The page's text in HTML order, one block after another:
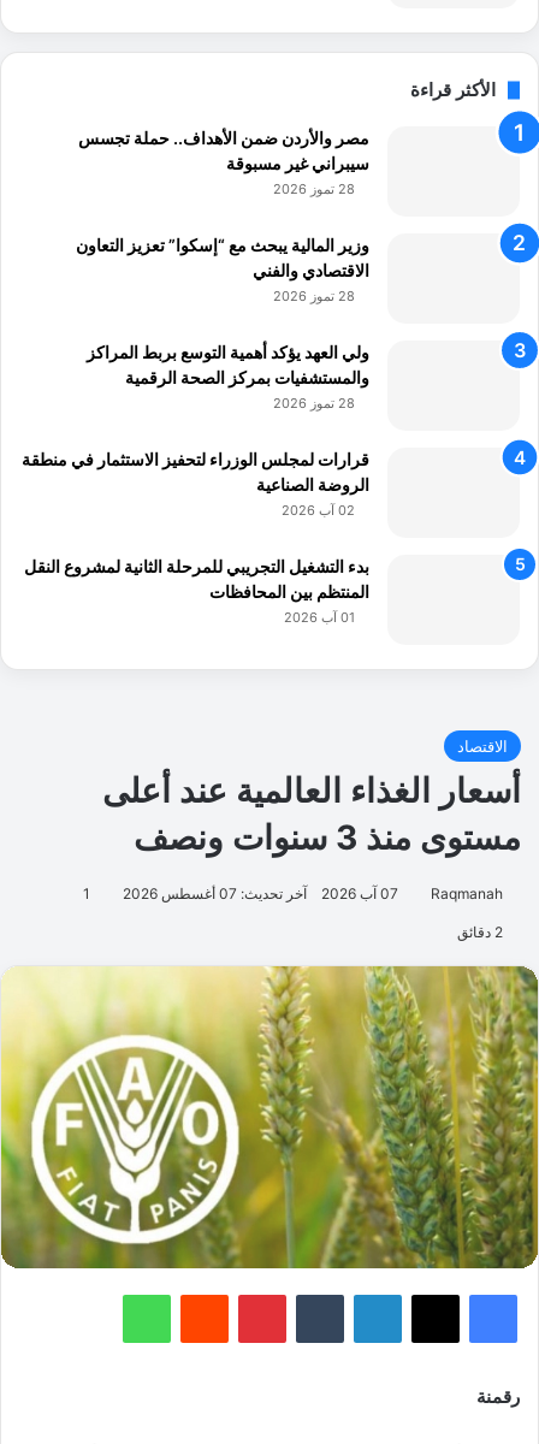
الأكثر قراءة
مصر والأردن ضمن الأهداف.. حملة تجسس
سيبراني غير مسبوقة
28 تموز 2026
وزير المالية يبحث مع “إسكوا” تعزيز التعاون
الاقتصادي والفني
28 تموز 2026
ولي العهد يؤكد أهمية التوسع بربط المراكز
والمستشفيات بمركز الصحة الرقمية
28 تموز 2026
قرارات لمجلس الوزراء لتحفيز الاستثمار في منطقة
الروضة الصناعية
02 آب 2026
بدء التشغيل التجريبي للمرحلة الثانية لمشروع النقل
المنتظم بين المحافظات
01 آب 2026